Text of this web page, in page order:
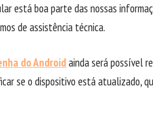
está boa parte das nossas
de assistência técnica.
do Androidainda será possível
se o dispositivo está atualizado,